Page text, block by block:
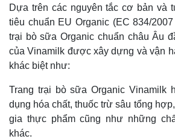
Cuộc sống đó đây
Hồ sơ
Ảnh
E-
Dựa trên các nguyên tắc cơ bản và
tiêu chuẩn EU Organic (EC 834/
trại bò sữa Organic chuẩn châu Âu
của Vinamilk được xây dựng và vận
khác biệt như:
Trang trại bò sữa Organic Vinamilk
dụng hóa chất, thuốc trừ sâu tổng
gia thực phẩm cũng như những
khác.